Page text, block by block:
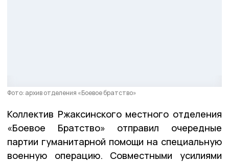
Фото: архив отделения «Боевое братство»
Коллектив Ржаксинского местного отделения
«Боевое Братство» отправил очередные
партии гуманитарной помощи на специальную
военную операцию. Совместными усилиями